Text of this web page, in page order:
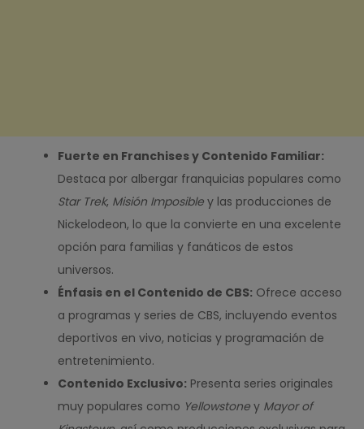
Fuerte en Franchises y Contenido Familiar:
Destaca por albergar franquicias populares como
Star Trek, Misión Imposible y las producciones de
Nickelodeon, lo que la convierte en una excelente
opción para familias y fanáticos de estos
universos.
Énfasis en el Contenido de CBS: Ofrece acceso
a programas y series de CBS, incluyendo eventos
deportivos en vivo, noticias y programación de
entretenimiento.
Contenido Exclusivo: Presenta series originales
muy populares como Yellowstone y Mayor of